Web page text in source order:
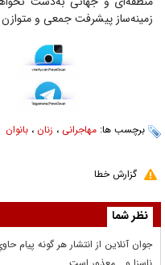
زمینه‌ساز پیشرفت جمعی و
برچسب ها: مهاجرانی ، زنان ، بانوان
گزارش خطا
نظر شما
جوان آنلاين از انتشار هر گونه پيام